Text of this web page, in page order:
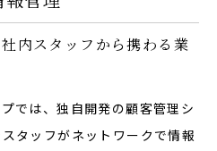
内スタッフから携わる業
では、独自開発の顧客管理シ
タッフがネットワークで情報